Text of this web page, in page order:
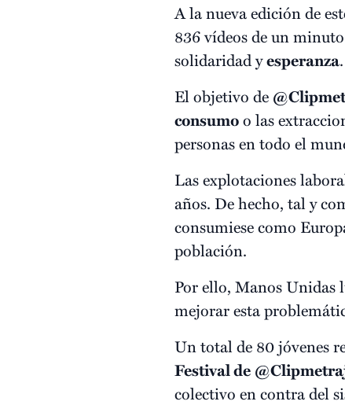
A la nueva edición de
836 vídeos de un
solidaridad yesperanza.
El objetivo de
consumoo las
personas en todo el
Las explotaciones
años. De hecho, tal y
consumiese como
población.
Por ello, Manos Unidas
mejorar esta
Un total de 80 jóvenes
Festival de
colectivo en contra del